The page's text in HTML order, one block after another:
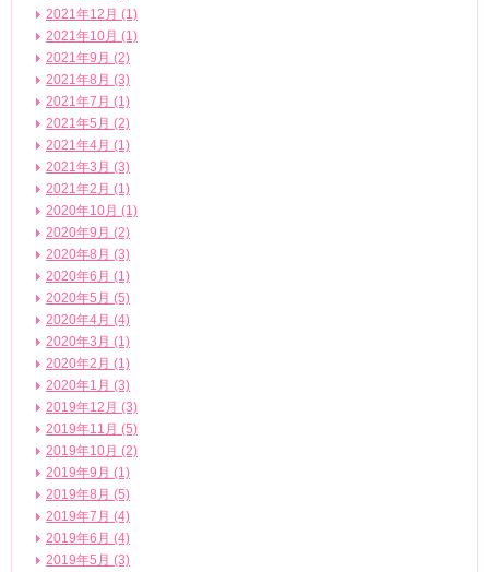
2021年12月 (1)
2021年10月 (1)
2021年9月 (2)
2021年8月 (3)
2021年7月 (1)
2021年5月 (2)
2021年4月 (1)
2021年3月 (3)
2021年2月 (1)
2020年10月 (1)
2020年9月 (2)
2020年8月 (3)
2020年6月 (1)
2020年5月 (5)
2020年4月 (4)
2020年3月 (1)
2020年2月 (1)
2020年1月 (3)
2019年12月 (3)
2019年11月 (5)
2019年10月 (2)
2019年9月 (1)
2019年8月 (5)
2019年7月 (4)
2019年6月 (4)
2019年5月 (3)